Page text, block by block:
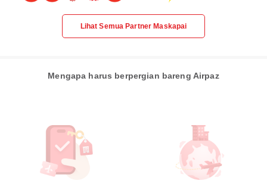
Lihat Semua Partner Maskapai
Mengapa harus berpergian bareng Airpaz